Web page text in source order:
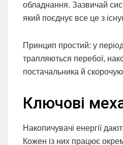
обладнання. Зазвичай
який поєднує все це з
Принцип простий: у
трапляються перебої,
постачальника й
Ключові
Накопичувачі енергії
Кожен із них працює